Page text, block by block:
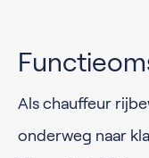
Als chauffeur
onderweg naar